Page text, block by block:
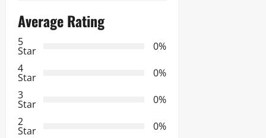
c
i
ó
n
d
Average Rating
5
Star
0%
4
Star
0%
3
Star
0%
2
Star
0%